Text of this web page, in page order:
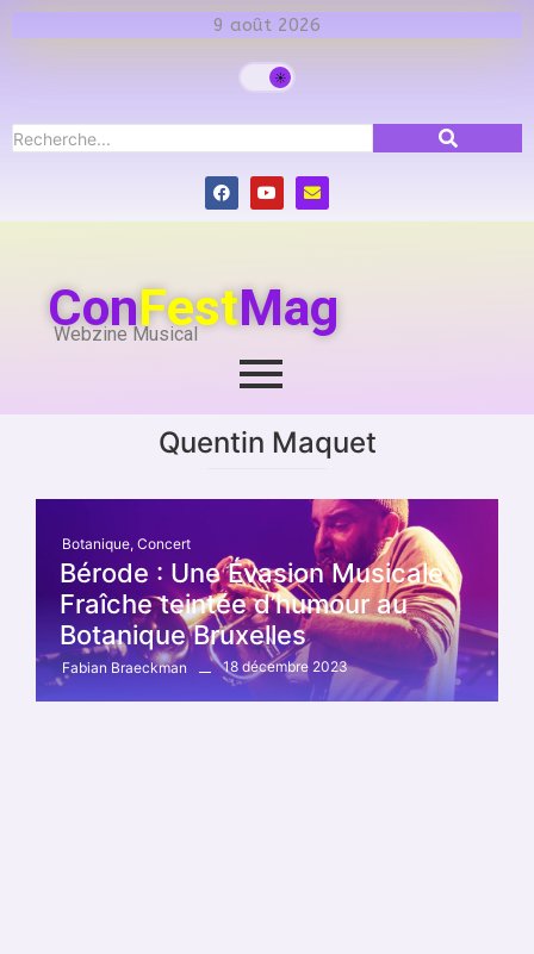
9 août 2026
ConFestMag
Webzine Musical
Quentin Maquet
Botanique, Concert
Bérode : Une Évasion Musicale
Fraîche teintée d’humour au
Botanique Bruxelles
Fabian Braeckman 18 décembre 2023